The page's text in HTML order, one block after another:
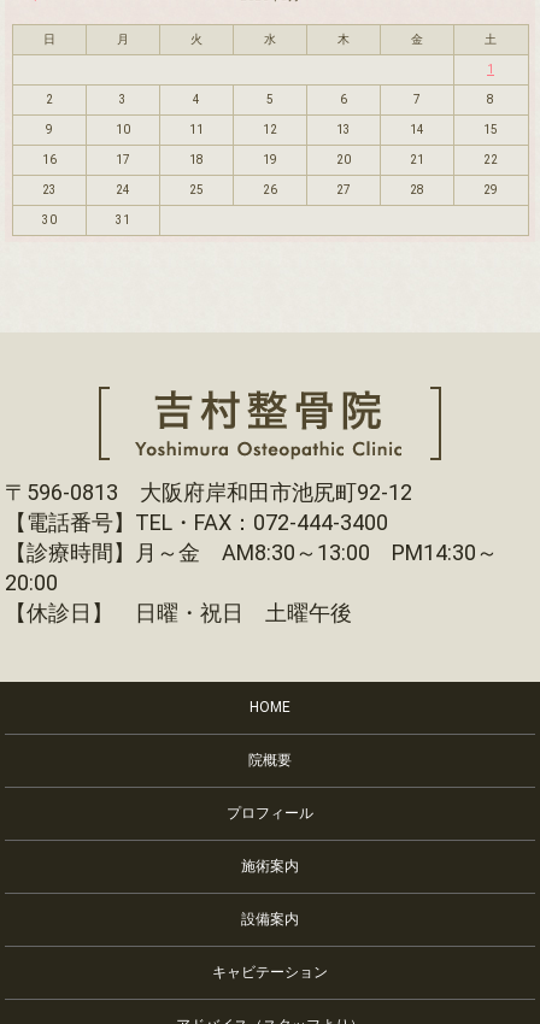
日 月 火 水 木 金 土
1
2 3 4 5 6 7 8
9 10 11 12 13 14 15
16 17 18 19 20 21 22
23 24 25 26 27 28 29
30 31
〒596-0813 大阪府岸和田市池尻町92-12
【電話番号】TEL・FAX：072-444-3400
【診療時間】月～金 AM8:30～13:00 PM14:30～
20:00
【休診日】 日曜・祝日 土曜午後
HOME
院概要
プロフィール
施術案内
設備案内
キャビテーション